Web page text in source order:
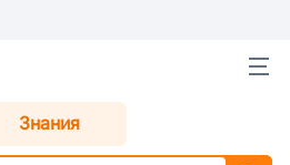
Знания